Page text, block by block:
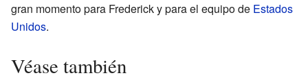
gran momento para Frederick y para el equipo de Estados
Unidos.
Véase también